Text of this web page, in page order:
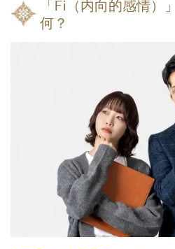
「Fi（内向的感情）
何？